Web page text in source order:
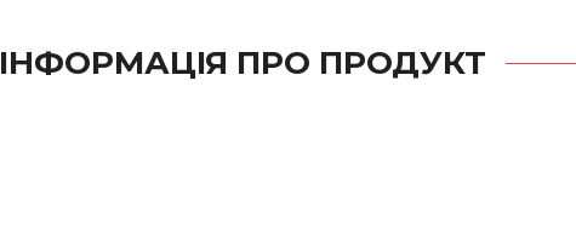
ІНФОРМАЦІЯ ПРО ПРОДУКТ